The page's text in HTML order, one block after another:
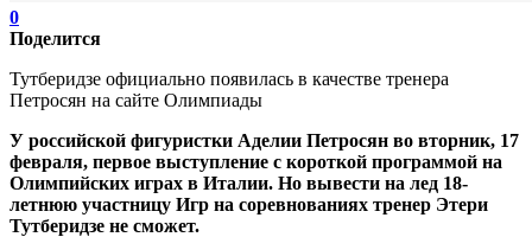
0
Поделится
Тутберидзе официально появилась в качестве тренера
Петросян на сайте Олимпиады
У российской фигуристки Аделии Петросян во вторник, 17
февраля, первое выступление с короткой программой на
Олимпийских играх в Италии. Но вывести на лед 18-
летнюю участницу Игр на соревнованиях тренер Этери
Тутберидзе не сможет.